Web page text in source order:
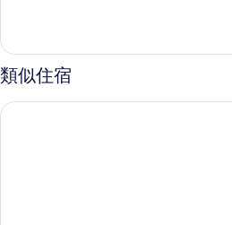
片
情
類似住宿
瓦爾瑟酒店